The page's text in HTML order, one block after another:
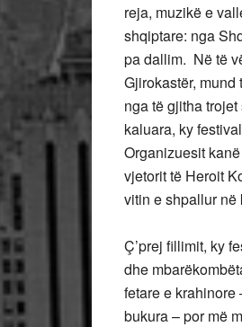
reja, muzikë e
shqiptare: nga
pa dallim. Në të
Gjirokastër,
nga të gjitha
kaluara, ky
Organizuesit
vjetorit të Heroit
vitin e shpallur në
Ç’prej fillimit, ky
dhe
fetare e krahinore
bukura – por më